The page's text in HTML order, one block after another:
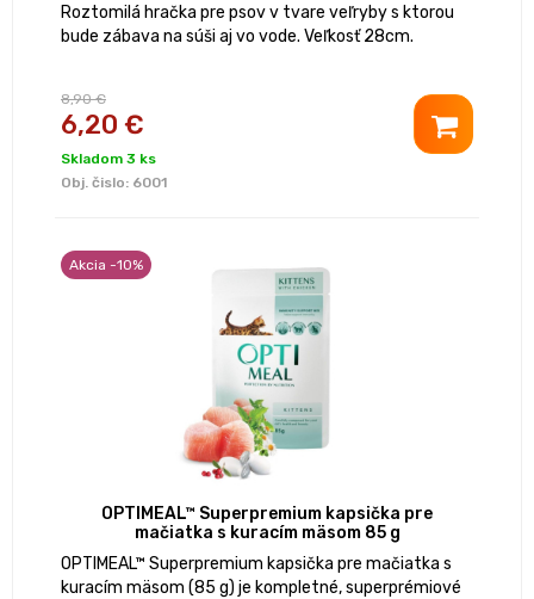
Roztomilá hračka pre psov v tvare veľryby s ktorou
bude zábava na súši aj vo vode. Veľkosť 28cm.
8,90 €
6,20 €
Skladom 3 ks
Obj. čislo: 6001
Akcia -10%
OPTIMEAL™ Superpremium kapsička pre
mačiatka s kuracím mäsom 85 g
OPTIMEAL™ Superpremium kapsička pre mačiatka s
kuracím mäsom (85 g) je kompletné, superprémiové